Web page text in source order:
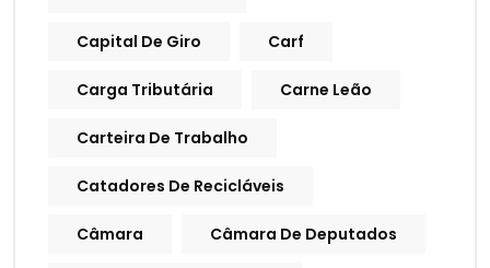
Capital De Giro Carf
Carga Tributária Carne Leão
Carteira De Trabalho
Catadores De Recicláveis
Câmara Câmara De Deputados